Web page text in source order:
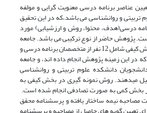
عناصر برنامه درسی معنویت گرایی و مولفه
تربیتی و روان­شناسی می باشد،که در این تحقیق
درسی(هدف، محتوا، روش و ارزشیابی) مورد
پژوهش حاضر از نوع ترکیبی می باشد. جامعه
آماری پژوهش در بخش کیفی شامل 12 نفر از متخصصان برنامه درسی و
این زمینه پژوهش انجام داده اند، و جامعه
دانشکده علوم تربیتی و روان­شناسی
می­دهند. روش نمونه گیری در بخش کیفی به
کمی به صورت تصادفی انجام شده است.
مصاحبه نیمه ساختار یافته و پرسشنامه محقق